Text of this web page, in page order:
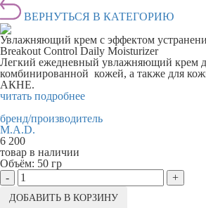
ВЕРНУТЬСЯ В КАТЕГОРИЮ
Увлажняющий крем с эффектом
Breakout Control Daily Moisturizer
Легкий ежедневный увлажняющий крем
комбинированной кожей, а также для
АКНЕ.
читать подробнее
бренд/производитель
M.A.D.
6 200
товар в наличии
Объём: 50 гр
-
+
ДОБАВИТЬ В КОРЗИНУ